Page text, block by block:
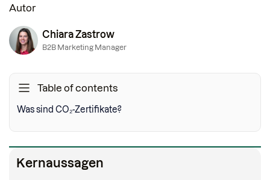
Autor
Chiara Zastrow
B2B Marketing Manager
Table of contents
Was sind CO₂-Zertifikate?
Kernaussagen